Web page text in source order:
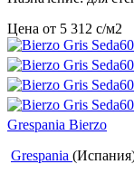
Цена от 5 312 c/м2
Grespania Bierzo
Grespania